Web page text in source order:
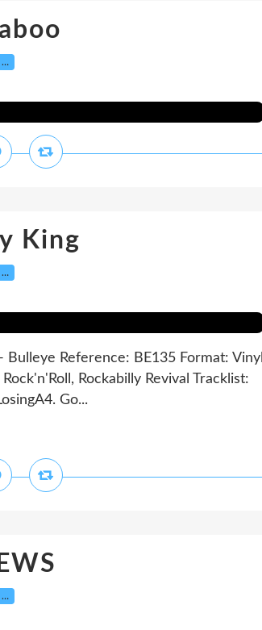
…
King
…
Reference: BE135 Format: Vinyl
Rockabilly Revival Tracklist:
Go...
…